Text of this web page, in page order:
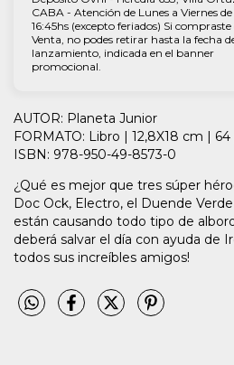
CABA - Atención de Lunes a Viernes de
16:45hs (excepto feriados) Si
Venta, no podes retirar hasta la fecha
lanzamiento, indicada en el banner
promocional.
AUTOR: Planeta Junior
FORMATO: Libro | 12,8X18 cm | 64
ISBN: 978-950-49-8573-0
¿Qué es mejor que tres súper
Doc Ock, Electro, el Duende
están causando todo tipo de
deberá salvar el día con ayuda de
todos sus increíbles amigos!